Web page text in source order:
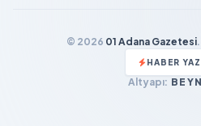
© 2026 01 Adana Gazetesi.
HABER
Altyapı: